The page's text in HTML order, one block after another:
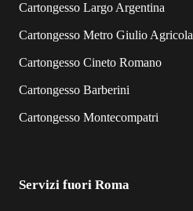
Cartongesso Largo Argentina
Cartongesso Metro Giulio Agricola
Cartongesso Cineto Romano
Cartongesso Barberini
Cartongesso Montecompatri
Servizi fuori Roma